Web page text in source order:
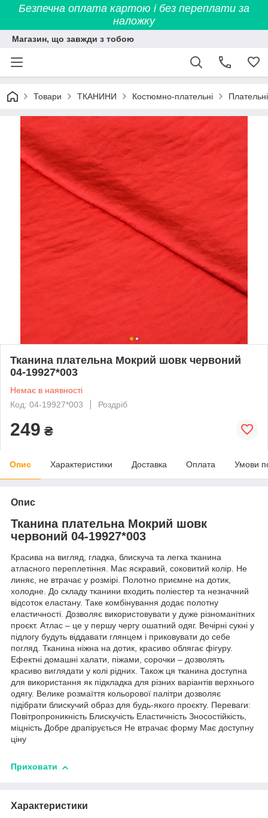
Безпечна оплата картою і без переплати за
наложку
Магазин, що завжди з тобою
Товари ТКАНИНИ Костюмно-плательні Плательні
Тканина плательна Мокрий шовк червоний
04-19927*003
Немає в наявності
Код: 04-19927*003
Роздріб
249 ₴
Опис Характеристики Доставка Оплата Умови
Опис
Тканина плательна Мокрий шовк
червоний 04-19927*003
Красива на вигляд, гладка, блискуча та легка тканина
атласного переплетіння. Має яскравий, соковитий колір. Не
линяє, не втрачає у розмірі. Полотно приємне на дотик,
холодне. До складу тканини входить поліестер та незначний
відсоток еластану. Таке комбінування додає полотну
еластичності. Дозволяє використовувати у дуже різноманітних
проєкт. Атлас – це у першу чергу ошатний одяг. Вечірні сукні у
підлогу будуть віддавати глянцем і приковувати до себе
погляд. Тканина ніжна на дотик, красиво облягає фігуру.
Ефектні домашні халати, піжами, сорочки – дозволять
красиво виглядати у колі рідних. Також ця тканина доступна
для використання як підкладка для різних варіантів верхнього
одягу. Велике розмаїття кольорової палітри дозволяє
підібрати блискучий образ для будь-якого проєкту. Переваги:
Повітропроникність Блискучість Еластичність Зносостійкість,
міцність Добре драпірується Не втрачає форму Має доступну
ціну
Приховати
Характеристики